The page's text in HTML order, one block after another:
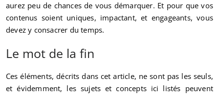
aurez peu de chances de vous démarquer. Et pour que vos
contenus soient uniques, impactant, et engageants, vous
devez y consacrer du temps.
Le mot de la fin
Ces éléments, décrits dans cet article, ne sont pas les seuls,
et évidemment, les sujets et concepts ici listés peuvent